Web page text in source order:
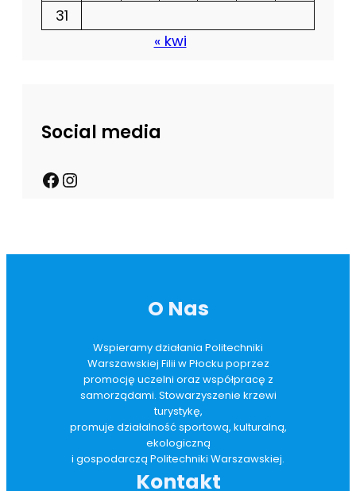
31
« kwi
Social media
O Nas
Wspieramy działania Politechniki
Warszawskiej Filii w Płocku poprzez
promocję uczelni oraz współpracę z
samorządami. Stowarzyszenie krzewi
turystykę,
promuje działalność sportową, kulturalną,
ekologiczną
i gospodarczą Politechniki Warszawskiej.
Kontakt